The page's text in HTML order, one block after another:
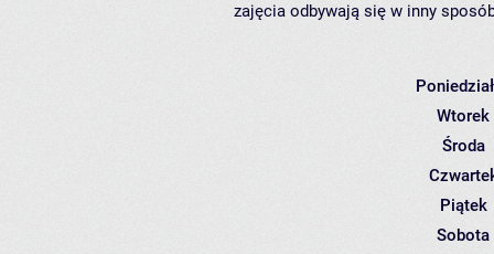
zajęcia odbywają się w inny
Wtorek
Środa
Piątek
Sobota